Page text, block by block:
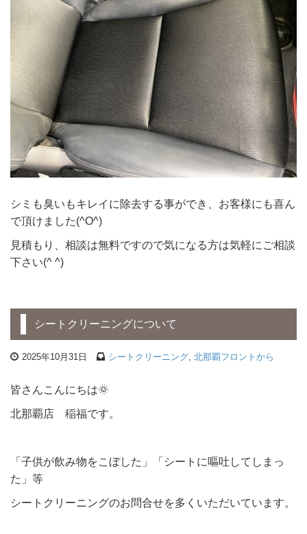
シミも臭いもキレイに除去する事ができ、お客様にも喜ん
で頂けました(^O^)
見積もり、相談は無料ですので気になる方は気軽にご相談
下さい(^ ^)
シートクリーニングについて
2025年10月31日 シートクリーニング, 北那覇フロントから
皆さんこんにちは🌞
北那覇店 稲福です。
「子供が飲み物をこぼした」「シートに嘔吐してしまっ
た」等
シートクリーニングのお問合せを多くいただいています。